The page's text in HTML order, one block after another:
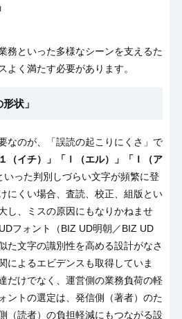
務といった多様なシーンを支えるた
よく満たす必要があります。
状」
なのが、「誤読の起こりにくさ」で
１（イチ）」「ｌ（エル）」「Ｉ（ア
いった判別しづらい文字が頻繁に登
にくい場合、査読、校正、組版とい
し、ミスの原因にもなりかねませ
フォント（BIZ UD明朝／BIZ UD
た文字の識別性を高める設計がなさ
によるエビデンスも取得していま
だけでなく、運営側の業務負荷の軽
ントの選定は、発信側（著者）のた
（読者）の負担軽減にもつながる設